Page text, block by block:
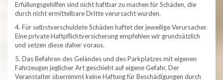
Erfüllungsgehilfen sind nicht haftbar zu machen für Schäden, die
durch nicht ermittelbare Dritte verursacht wurden.
4. Für selbstverschuldete Schäden haftet der jeweilige Verursacher.
Eine private Haftpflichtversicherung empfehlen wir grundsätzlich
und setzen diese daher voraus.
5. Das Befahren des Geländes und des Parkplatzes mit eigenen
Fahrzeugen jeglicher Art geschieht auf eigene Gefahr. Der
Veranstalter übernimmt keine Haftung für Beschädigungen durch